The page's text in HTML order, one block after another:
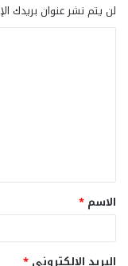
لن يتم نشر عنوان بريدك
ق
*
الاسم *
البريد الإلكتروني *